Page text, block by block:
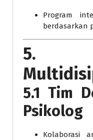
Program
berdasarkan
5.
5.1 Tim
Psikolog
Kolaborasi